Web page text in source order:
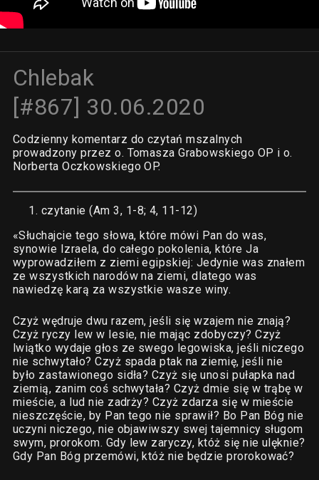
Chlebak
[#867] 30.06.2020
Codzienny komentarz do czytań mszalnych
prowadzony przez o. Tomasza Grabowskiego OP i o.
Norberta Oczkowskiego OP.
czytanie (Am 3, 1-8; 4, 11-12)
«Słuchajcie tego słowa, które mówi Pan do was,
synowie Izraela, do całego pokolenia, które Ja
wyprowadziłem z ziemi egipskiej: Jedynie was znałem
ze wszystkich narodów na ziemi, dlatego was
nawiedzę karą za wszystkie wasze winy.
Czyż wędruje dwu razem, jeśli się wzajem nie znają?
Czyż ryczy lew w lesie, nie mając zdobyczy? Czyż
lwiątko wydaje głos ze swego legowiska, jeśli niczego
nie schwytało? Czyż spada ptak na ziemię, jeśli nie
było zastawionego sidła? Czyż się unosi pułapka nad
ziemią, zanim coś schwytała? Czyż dmie się w trąbę w
mieście, a lud nie zadrży? Czyż zdarza się w mieście
nieszczęście, by Pan tego nie sprawił? Bo Pan Bóg nie
uczyni niczego, nie objawiwszy swej tajemnicy sługom
swym, prorokom. Gdy lew zaryczy, któż się nie ulęknie?
Gdy Pan Bóg przemówi, któż nie będzie prorokować?